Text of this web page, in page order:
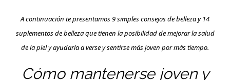
A continuación te presentamos 9 simples consejos de belleza y 14
suplementosde belleza que tienen la posibilidad de mejorar la salud
de la piel y ayudarla a verse y sentirse más joven por más tiempo.
Cómo mantenerse joven y